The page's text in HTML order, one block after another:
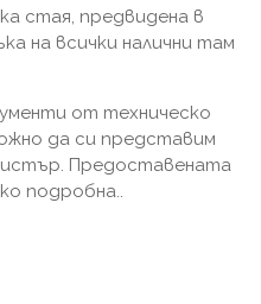
стая, предвидена в
на всички налични там
от техническо
да си представим
Предоставената
подробна..